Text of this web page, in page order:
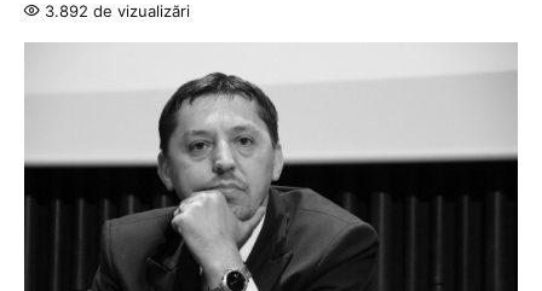
3.892 de vizualizări